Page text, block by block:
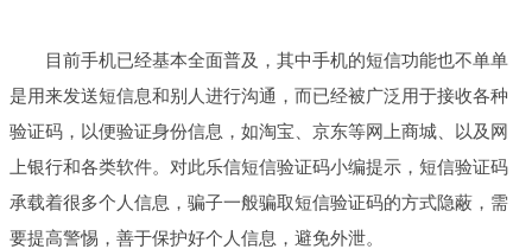
目前手机已经基本全面普及，其中手机的短信功能也不单单
是用来发送短信息和别人进行沟通，而已经被广泛用于接收各种
验证码，以便验证身份信息，如淘宝、京东等网上商城、以及网
上银行和各类软件。对此乐信短信验证码小编提示，短信验证码
承载着很多个人信息，骗子一般骗取短信验证码的方式隐蔽，需
要提高警惕，善于保护好个人信息，避免外泄。